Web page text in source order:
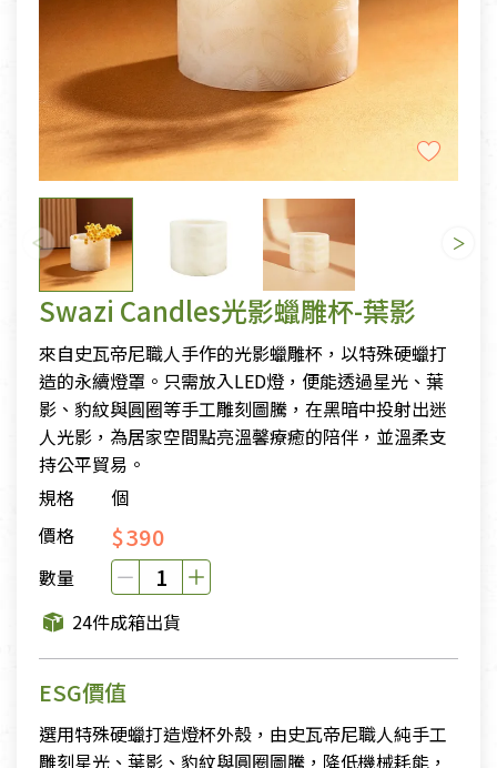
Swazi Candles光影蠟雕杯-葉影
來自史瓦帝尼職人手作的光影蠟雕杯，以特殊硬蠟打
造的永續燈罩。只需放入LED燈，便能透過星光、葉
影、豹紋與圓圈等手工雕刻圖騰，在黑暗中投射出迷
人光影，為居家空間點亮溫馨療癒的陪伴，並溫柔支
持公平貿易。
規格
個
價格
$390
數量
24件成箱出貨
ESG價值
選用特殊硬蠟打造燈杯外殼，由史瓦帝尼職人純手工
雕刻星光、葉影、豹紋與圓圈圖騰，降低機械耗能，